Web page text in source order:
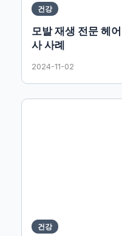
건강
모발 재생 전문 헤
사 사례
2024-11-02
건강